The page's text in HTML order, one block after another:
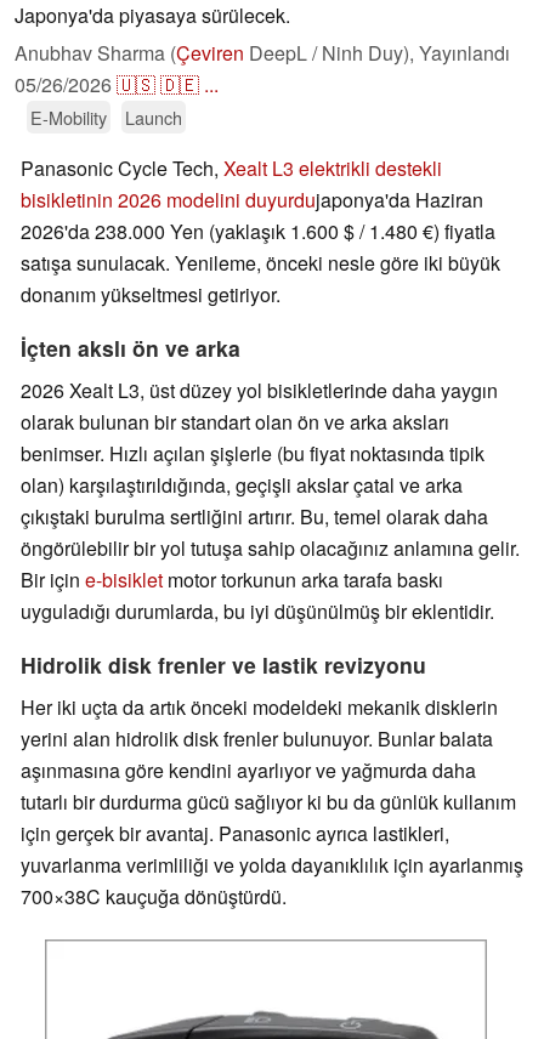
Japonya'da piyasaya sürülecek.
Anubhav Sharma (Çeviren DeepL / Ninh Duy), Yayınlandı
05/26/2026🇺🇸🇩🇪 ...
E-Mobility Launch
Panasonic Cycle Tech, Xealt L3 elektrikli destekli
bisikletinin 2026 modelini duyurdujaponya'da Haziran
2026'da 238.000 Yen (yaklaşık 1.600 $ / 1.480 €) fiyatla
satışa sunulacak. Yenileme, önceki nesle göre iki büyük
donanım yükseltmesi getiriyor.
İçten akslı ön ve arka
2026 Xealt L3, üst düzey yol bisikletlerinde daha yaygın
olarak bulunan bir standart olan ön ve arka aksları
benimser. Hızlı açılan şişlerle (bu fiyat noktasında tipik
olan) karşılaştırıldığında, geçişli akslar çatal ve arka
çıkıştaki burulma sertliğini artırır. Bu, temel olarak daha
öngörülebilir bir yol tutuşa sahip olacağınız anlamına gelir.
Bir için e-bisiklet motor torkunun arka tarafa baskı
uyguladığı durumlarda, bu iyi düşünülmüş bir eklentidir.
Hidrolik disk frenler ve lastik revizyonu
Her iki uçta da artık önceki modeldeki mekanik disklerin
yerini alan hidrolik disk frenler bulunuyor. Bunlar balata
aşınmasına göre kendini ayarlıyor ve yağmurda daha
tutarlı bir durdurma gücü sağlıyor ki bu da günlük kullanım
için gerçek bir avantaj. Panasonic ayrıca lastikleri,
yuvarlanma verimliliği ve yolda dayanıklılık için ayarlanmış
700×38C kauçuğa dönüştürdü.